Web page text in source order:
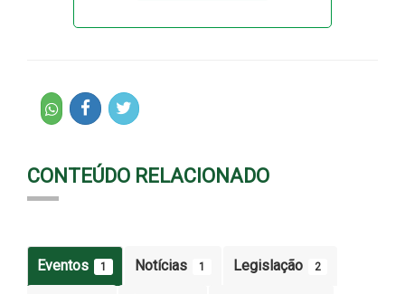
CONTEÚDO RELACIONADO
Eventos 1 Notícias 1 Legislação 2